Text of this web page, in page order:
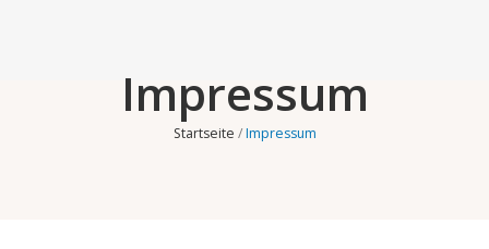
Impressum
Startseite Impressum